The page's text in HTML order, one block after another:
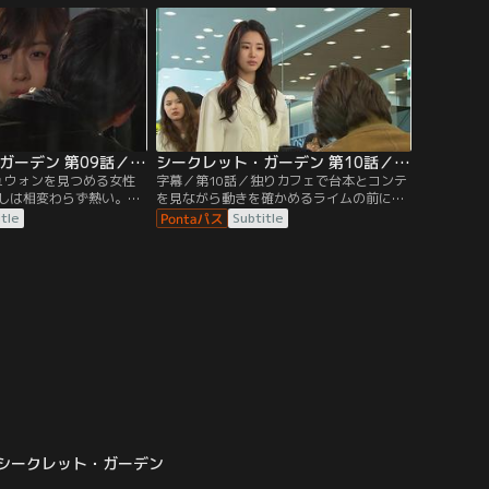
シークレット・ガーデン 第09話／字幕
ォンを見つめる女性
は相変わらず熱い。ア
イコンタクトをする
んぷりで通り過ぎて
シークレット・ガーデン 第10話／字幕
字幕／第10話／独りカフェで台本とコンテ
を見ながら動きを確かめるライムの前にジ
ュウォンが現れ、幼稚なハートのサインの
せいでデパートのイメージが変わってしま
Subtitle
ークレット・ガーデン